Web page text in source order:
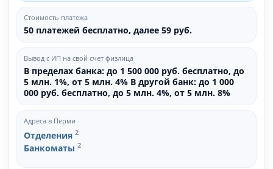
Стоимость платежа
50 платежей бесплатно, далее 59 руб.
Вывод с ИП на свой счет физлица
В пределах банка: до 1 500 000 руб. бесплатно, до
5 млн. 1%, от 5 млн. 4% В другой банк: до 1 000
000 руб. бесплатно, до 5 млн. 4%, от 5 млн. 8%
Адреса в Перми
Отделения2
Банкоматы2